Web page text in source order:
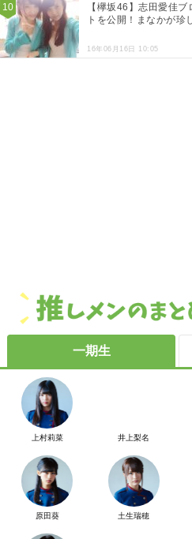
【欅坂46】志田愛佳
トを公開！まなかが珍
16年06月16日 10:05
一期生
上村莉菜 井上梨名
原田葵 土生瑞穂